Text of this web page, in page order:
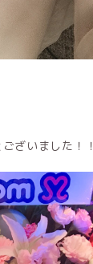
ざいました！！